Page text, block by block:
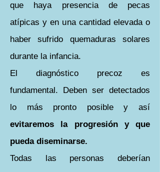
que haya presencia de pecas
atípicas y en una cantidad elevada o
haber sufrido quemaduras solares
durante la infancia.
El diagnóstico precoz es
fundamental. Deben ser detectados
lo más pronto posible y así
evitaremos la progresión y que
pueda diseminarse.
Todas las personas deberían